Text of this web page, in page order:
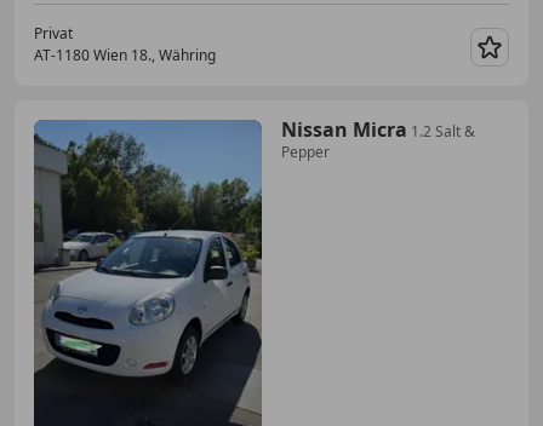
Privat
AT-1180 Wien 18., Währing
Nissan Micra 1.2 Salt &
Pepper